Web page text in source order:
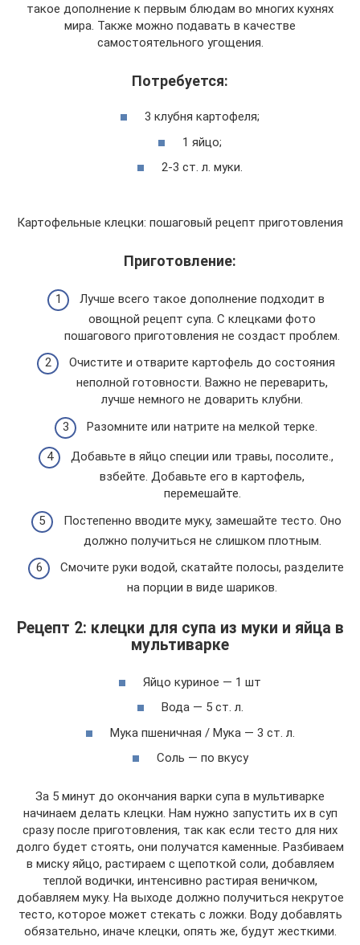
такое дополнение к первым блюдам во многих кухнях
мира. Также можно подавать в качестве
самостоятельного угощения.
Потребуется:
3 клубня картофеля;
1 яйцо;
2-3 ст. л. муки.
Картофельные клецки: пошаговый рецепт приготовления
Приготовление:
Лучше всего такое дополнение подходит в
овощной рецепт супа. С клецками фото
пошагового приготовления не создаст проблем.
Очистите и отварите картофель до состояния
неполной готовности. Важно не переварить,
лучше немного не доварить клубни.
Разомните или натрите на мелкой терке.
Добавьте в яйцо специи или травы, посолите.,
взбейте. Добавьте его в картофель,
перемешайте.
Постепенно вводите муку, замешайте тесто. Оно
должно получиться не слишком плотным.
Смочите руки водой, скатайте полосы, разделите
на порции в виде шариков.
Рецепт 2: клецки для супа из муки и яйца в
мультиварке
Яйцо куриное — 1 шт
Вода — 5 ст. л.
Мука пшеничная / Мука — 3 ст. л.
Соль — по вкусу
За 5 минут до окончания варки супа в мультиварке
начинаем делать клецки. Нам нужно запустить их в суп
сразу после приготовления, так как если тесто для них
долго будет стоять, они получатся каменные. Разбиваем
в миску яйцо, растираем с щепоткой соли, добавляем
теплой водички, интенсивно растирая веничком,
добавляем муку. На выходе должно получиться некрутое
тесто, которое может стекать с ложки. Воду добавлять
обязательно, иначе клецки, опять же, будут жесткими.